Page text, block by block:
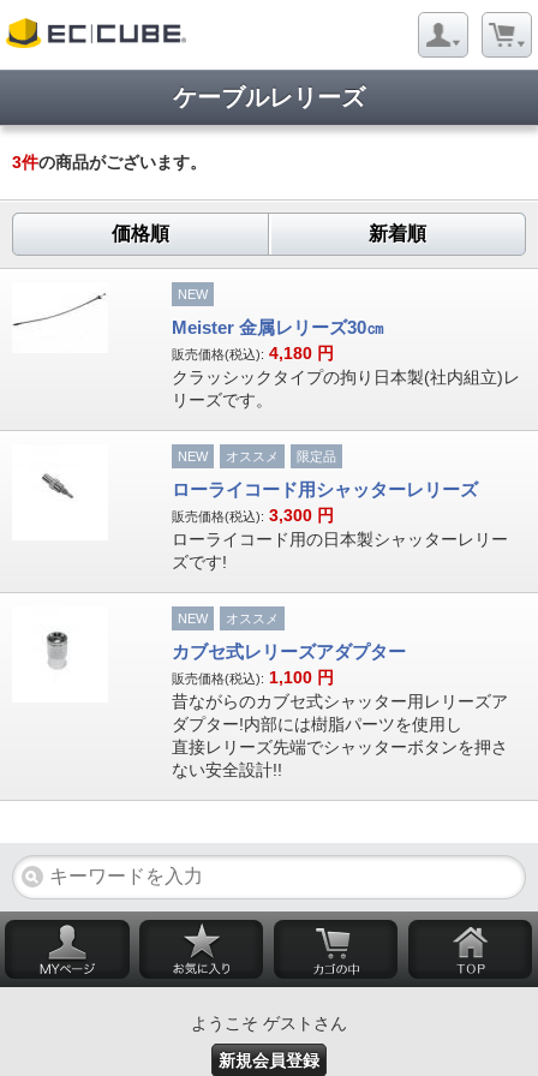
ケーブルレリーズ
3件の商品がございます。
価格順 新着順
NEW
Meister 金属レリーズ30㎝
販売価格(税込): 4,180 円
クラッシックタイプの拘り日本製(社内組立)レ
リーズです。
NEW オススメ 限定品
ローライコード用シャッターレリーズ
販売価格(税込): 3,300 円
ローライコード用の日本製シャッターレリー
ズです!
NEW オススメ
カブセ式レリーズアダプター
販売価格(税込): 1,100 円
昔ながらのカブセ式シャッター用レリーズア
ダプター!内部には樹脂パーツを使用し
直接レリーズ先端でシャッターボタンを押さ
ない安全設計!!
ようこそ ゲストさん
新規会員登録